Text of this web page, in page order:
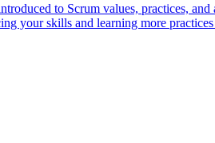
to Scrum values, practices,
your skills and learning more